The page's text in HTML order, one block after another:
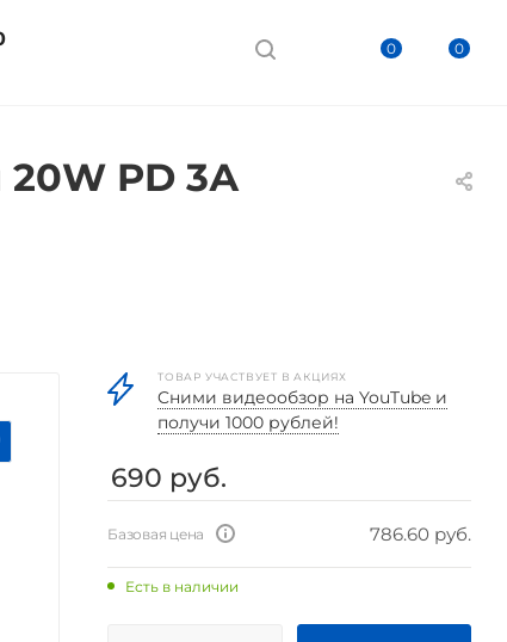
0 0
20W PD 3А
ТОВАР УЧАСТВУЕТ В АКЦИЯХ
Cними видеообзор на YouTube и
получи 1000 рублей!
690 руб.
Базовая цена 786.60 руб.
Есть в наличии